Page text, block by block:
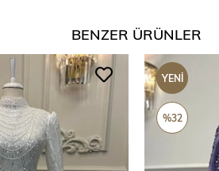
BENZER ÜRÜNLER
YENI
ÜRÜN
%32